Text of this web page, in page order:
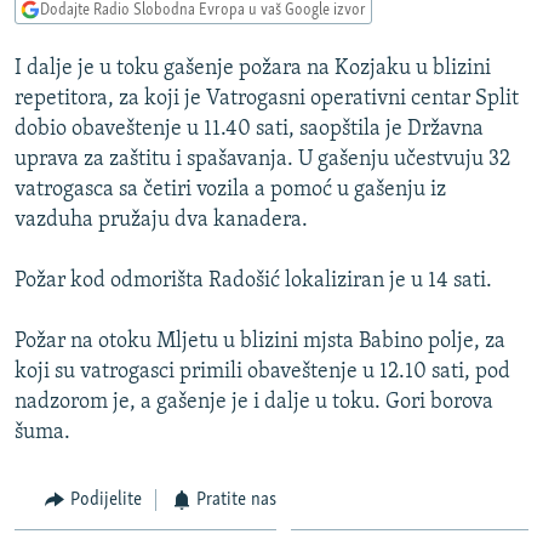
Pređite
pretragu
VIZUELNO
VIDEO
FOTOGALERIJE
INFOGRAFIKE
PODCASTI
RAT U UKRAJINI
KINA NA BALKANU
RSE PRIČE IZ SVIJETA
DNEVNO@RSE
SPECIJALI RSE
VIŠE OD NASLOVA
GENOCID U SREBRENICI
TV LIBERTY
PRATITE NAS
Sve RFE/RL stranice
Dodajte Radio Slobodna Evropa u vaš Google izvor
I dalje je u toku gašenje požara na Kozjaku u blizini
repetitora, za koji je Vatrogasni operativni centar Split
dobio obaveštenje u 11.40 sati, saopštila je Državna
uprava za zaštitu i spašavanja. U gašenju učestvuju 32
vatrogasca sa četiri vozila a pomoć u gašenju iz
vazduha pružaju dva kanadera.
Požar kod odmorišta Radošić lokaliziran je u 14 sati.
Požar na otoku Mljetu u blizini mjsta Babino polje, za
koji su vatrogasci primili obaveštenje u 12.10 sati, pod
nadzorom je, a gašenje je i dalje u toku. Gori borova
šuma.
Podijelite Pratite nas